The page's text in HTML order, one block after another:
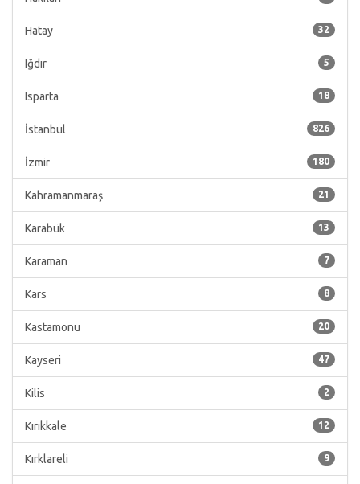
32
Hatay
5
Iğdır
18
Isparta
826
İstanbul
180
İzmir
21
Kahramanmaraş
13
Karabük
7
Karaman
8
Kars
20
Kastamonu
47
Kayseri
2
Kilis
12
Kırıkkale
9
Kırklareli